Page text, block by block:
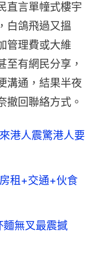
直言單幢式樓宇
白鴿飛過又搵
管理費或大維
至有網民分享，
溝通，結果半夜
撤回聯絡方式。
港人震驚港人要
租+交通+伙食
麵無叉最震撼